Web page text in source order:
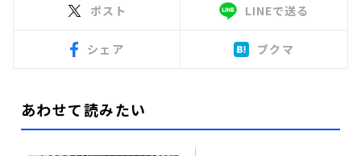
ポスト LINEで送る
シェア ブクマ
あわせて読みたい